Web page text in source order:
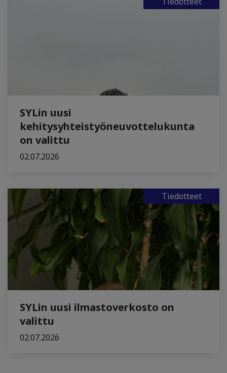
SYLin uusi
kehitysyhteistyöneuvottelukunta
on valittu
02.07.2026
Tiedotteet
SYLin uusi ilmastoverkosto on
valittu
02.07.2026